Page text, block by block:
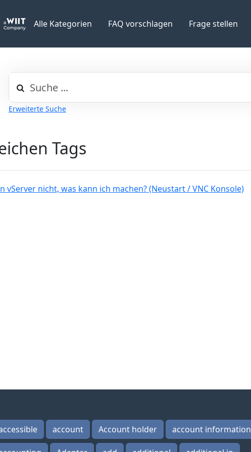
Alle Kategorien FAQ vorschlagen Frage stellen
Erweiterte Suche
Tags
vServer nicht, was kann ich machen? (Neustart / VNC Konsole)
account Account holder account information